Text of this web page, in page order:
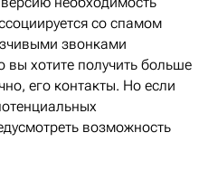
со спамом
звонками
вы хотите получить больше
его контакты. Но если
возможность